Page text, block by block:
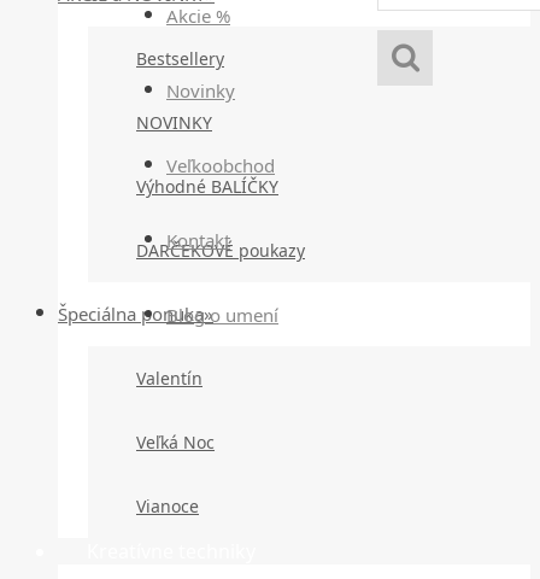
Akcie %
Novinky
Veľkoobchod
Kontakt
Blog o umení
Bestsellery
NOVINKY
Výhodné BALÍČKY
DARČEKOVÉ poukazy
Špeciálna ponuka»
Valentín
Veľká Noc
Vianoce